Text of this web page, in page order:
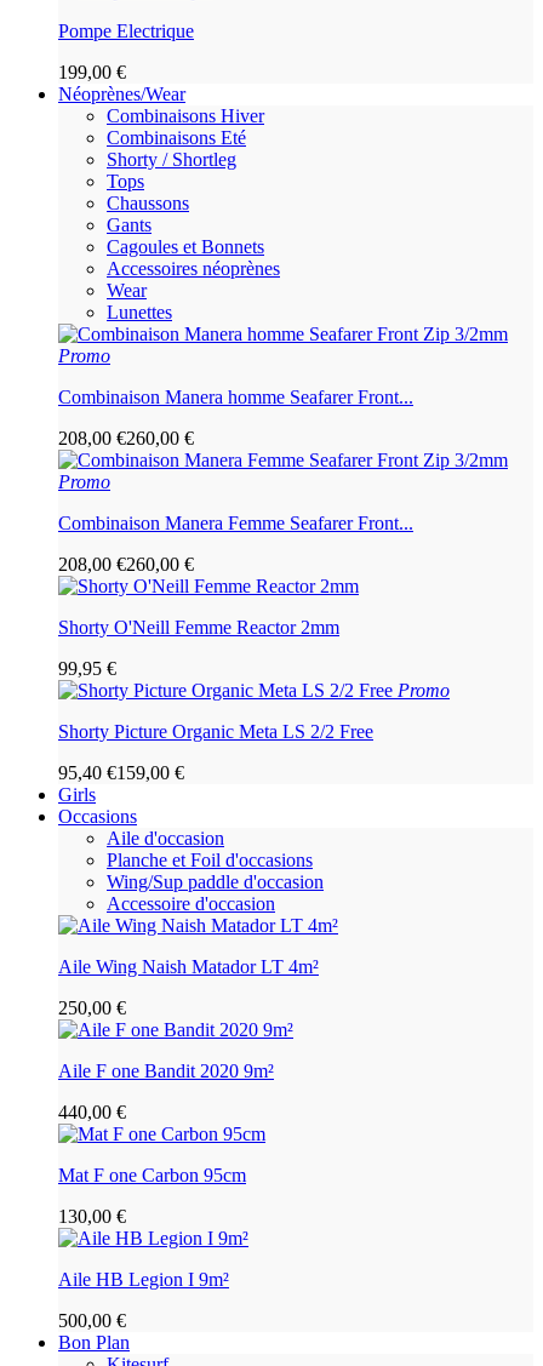
Pompe Electrique
199,00 €
Néoprènes/Wear
Combinaisons Hiver
Combinaisons Eté
Shorty / Shortleg
Tops
Chaussons
Gants
Cagoules et Bonnets
Accessoires néoprènes
Wear
Lunettes
Promo
Combinaison Manera homme Seafarer Front...
208,00 €260,00 €
Promo
Combinaison Manera Femme Seafarer Front...
208,00 €260,00 €
Shorty O'Neill Femme Reactor 2mm
99,95 €
Promo
Shorty Picture Organic Meta LS 2/2 Free
95,40 €159,00 €
Girls
Occasions
Aile d'occasion
Planche et Foil d'occasions
Wing/Sup paddle d'occasion
Accessoire d'occasion
Aile Wing Naish Matador LT 4m²
250,00 €
Aile F one Bandit 2020 9m²
440,00 €
Mat F one Carbon 95cm
130,00 €
Aile HB Legion I 9m²
500,00 €
Bon Plan